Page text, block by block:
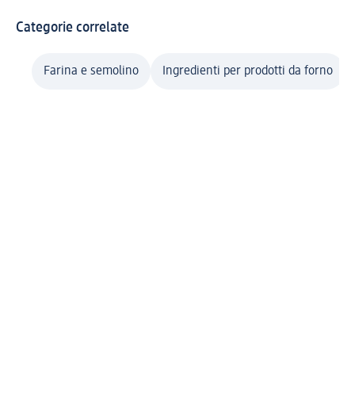
Categorie correlate
Farina e semolino Ingredienti per prodotti da forno